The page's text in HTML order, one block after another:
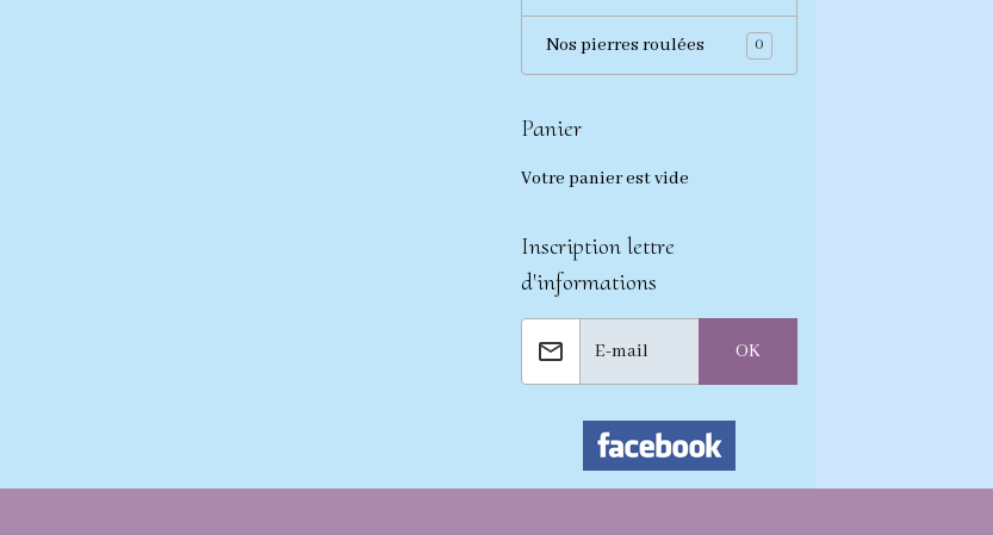
Nos pierres roulées 0
Panier
Votre panier est vide
Inscription lettre
d'informations
OK